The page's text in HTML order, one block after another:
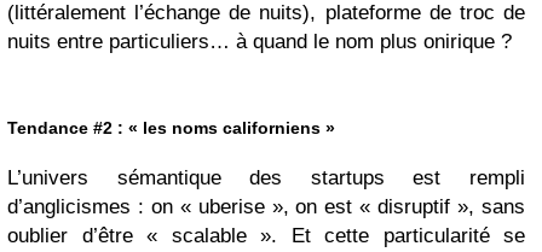
(littéralement l’échange de nuits), plateforme de troc de
nuits entre particuliers… à quand le nom plus onirique ?
Tendance #2 : « les noms californiens »
L’univers sémantique des startups est rempli
d’anglicismes : on « uberise », on est « disruptif », sans
oublier d’être « scalable ». Et cette particularité se